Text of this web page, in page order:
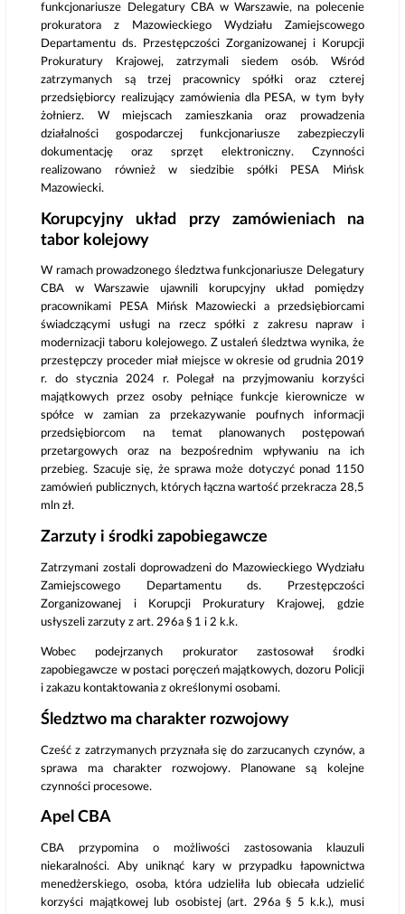
funkcjonariusze Delegatury CBA w Warszawie, na polecenie
prokuratora z Mazowieckiego Wydziału Zamiejscowego
Departamentu ds. Przestępczości Zorganizowanej i Korupcji
Prokuratury Krajowej, zatrzymali siedem osób. Wśród
zatrzymanych są trzej pracownicy spółki oraz czterej
przedsiębiorcy realizujący zamówienia dla PESA, w tym były
żołnierz. W miejscach zamieszkania oraz prowadzenia
działalności gospodarczej funkcjonariusze zabezpieczyli
dokumentację oraz sprzęt elektroniczny. Czynności
realizowano również w siedzibie spółki PESA Mińsk
Mazowiecki.
Korupcyjny układ przy zamówieniach na
tabor kolejowy
W ramach prowadzonego śledztwa funkcjonariusze Delegatury
CBA w Warszawie ujawnili korupcyjny układ pomiędzy
pracownikami PESA Mińsk Mazowiecki a przedsiębiorcami
świadczącymi usługi na rzecz spółki z zakresu napraw i
modernizacji taboru kolejowego. Z ustaleń śledztwa wynika, że
przestępczy proceder miał miejsce w okresie od grudnia 2019
r. do stycznia 2024 r. Polegał na przyjmowaniu korzyści
majątkowych przez osoby pełniące funkcje kierownicze w
spółce w zamian za przekazywanie poufnych informacji
przedsiębiorcom na temat planowanych postępowań
przetargowych oraz na bezpośrednim wpływaniu na ich
przebieg. Szacuje się, że sprawa może dotyczyć ponad 1150
zamówień publicznych, których łączna wartość przekracza 28,5
mln zł.
Zarzuty i środki zapobiegawcze
Zatrzymani zostali doprowadzeni do Mazowieckiego Wydziału
Zamiejscowego Departamentu ds. Przestępczości
Zorganizowanej i Korupcji Prokuratury Krajowej, gdzie
usłyszeli zarzuty z art. 296a § 1 i 2 k.k.
Wobec podejrzanych prokurator zastosował środki
zapobiegawcze w postaci poręczeń majątkowych, dozoru Policji
i zakazu kontaktowania z określonymi osobami.
Śledztwo ma charakter rozwojowy
Cześć z zatrzymanych przyznała się do zarzucanych czynów, a
sprawa ma charakter rozwojowy. Planowane są kolejne
czynności procesowe.
Apel CBA
CBA przypomina o możliwości zastosowania klauzuli
niekaralności. Aby uniknąć kary w przypadku łapownictwa
menedżerskiego, osoba, która udzieliła lub obiecała udzielić
korzyści majątkowej lub osobistej (art. 296a § 5 k.k.), musi